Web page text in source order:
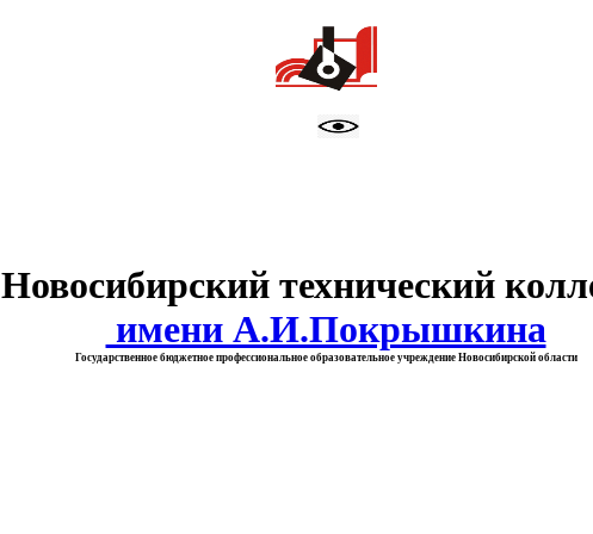
Новосибирский технический
имени А.И.Покрышкина
Государственное бюджетное профессиональное образовательное учреждение Новосибирской области